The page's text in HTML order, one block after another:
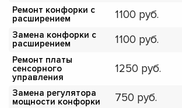
Ремонт конфорки с
расширением
1100
Замена конфорки с
расширением
1100
Ремонт платы
сенсорного
управления
1250
Замена регулятора
мощности конфорки
750